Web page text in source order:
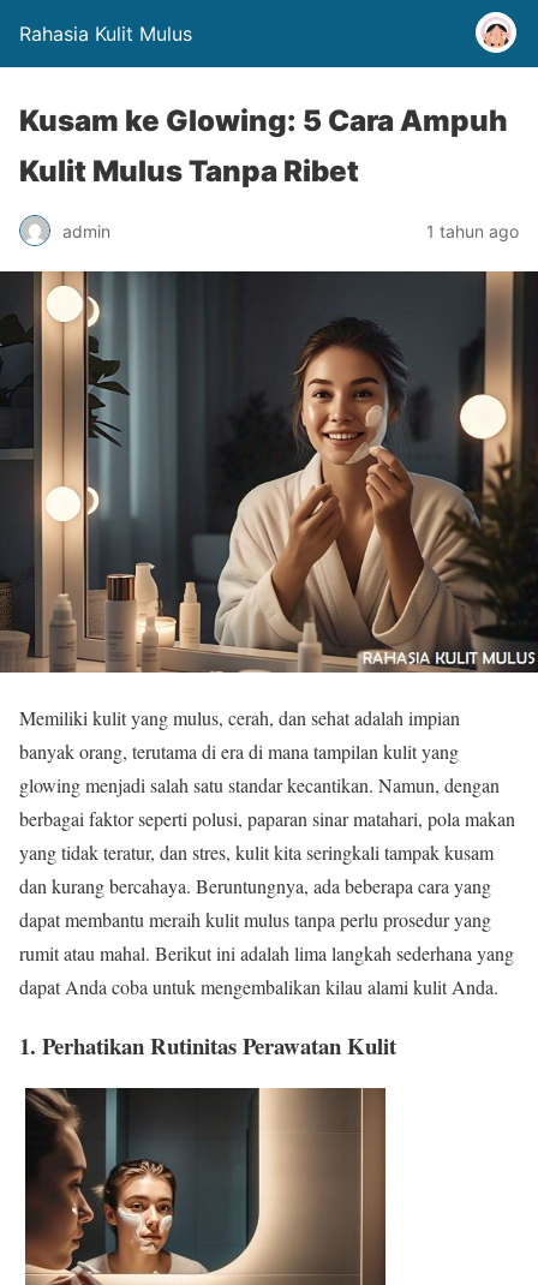
Rahasia Kulit Mulus
Kusam ke Glowing: 5 Cara Ampuh
Kulit Mulus Tanpa Ribet
admin 1 tahun ago
Memiliki kulit yang mulus, cerah, dan sehat adalah impian
banyak orang, terutama di era di mana tampilan kulit yang
glowing menjadi salah satu standar kecantikan. Namun, dengan
berbagai faktor seperti polusi, paparan sinar matahari, pola makan
yang tidak teratur, dan stres, kulit kita seringkali tampak kusam
dan kurang bercahaya. Beruntungnya, ada beberapa cara yang
dapat membantu meraih kulit mulus tanpa perlu prosedur yang
rumit atau mahal. Berikut ini adalah lima langkah sederhana yang
dapat Anda coba untuk mengembalikan kilau alami kulit Anda.
1. Perhatikan Rutinitas Perawatan Kulit